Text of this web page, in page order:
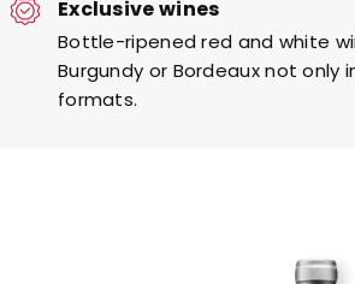
Exclusive wines
Bottle-ripened red and white
Burgundy or Bordeaux not only
formats.